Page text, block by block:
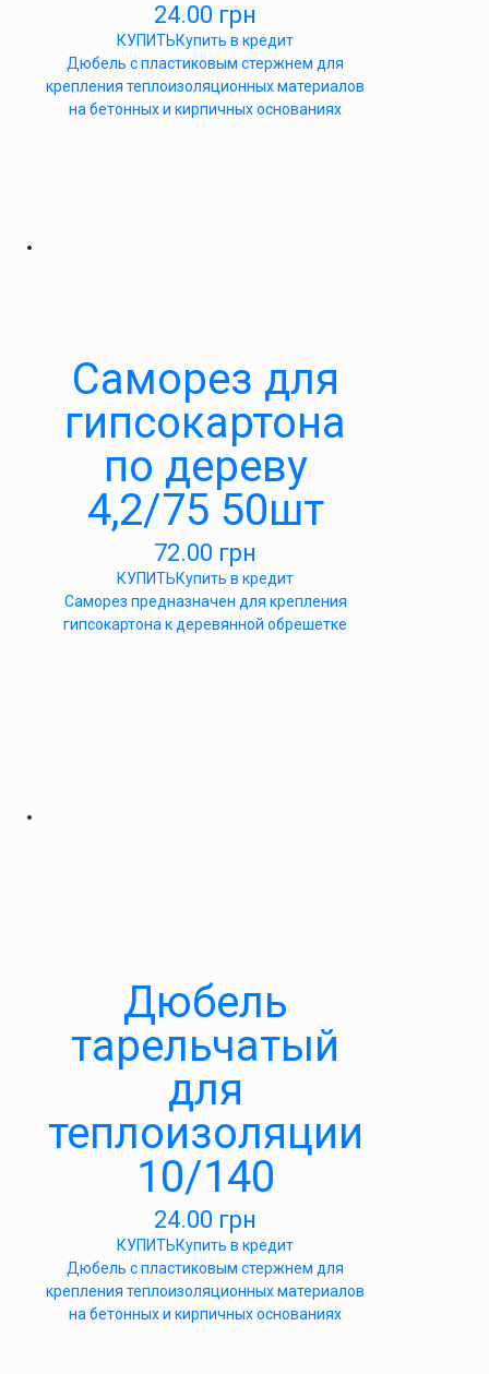
24.00 грн
КУПИТЬКупить в кредит
Дюбель с пластиковым стержнем для
крепления теплоизоляционных материалов
на бетонных и кирпичных основаниях
Саморез для
гипсокартона
по дереву
4,2/75 50шт
72.00 грн
КУПИТЬКупить в кредит
Саморез предназначен для крепления
гипсокартона к деревянной обрешетке
Дюбель
тарельчатый
для
теплоизоляции
10/140
24.00 грн
КУПИТЬКупить в кредит
Дюбель с пластиковым стержнем для
крепления теплоизоляционных материалов
на бетонных и кирпичных основаниях